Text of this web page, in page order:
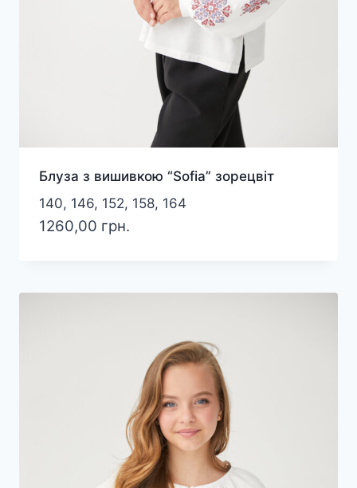
Блуза з вишивкою “Sofia” зорецвіт
140, 146, 152, 158, 164
1260,00 грн.